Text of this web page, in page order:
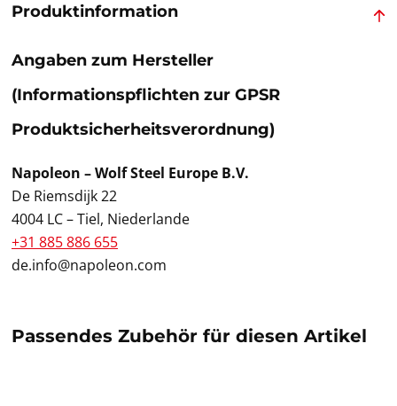
Produktinformation
Angaben zum Hersteller
(Informationspflichten zur GPSR
Produktsicherheitsverordnung)
Napoleon – Wolf Steel Europe B.V.
De Riemsdijk 22
4004 LC – Tiel, Niederlande
+31 885 886 655
de.info@napoleon.com
Passendes Zubehör für diesen Artikel